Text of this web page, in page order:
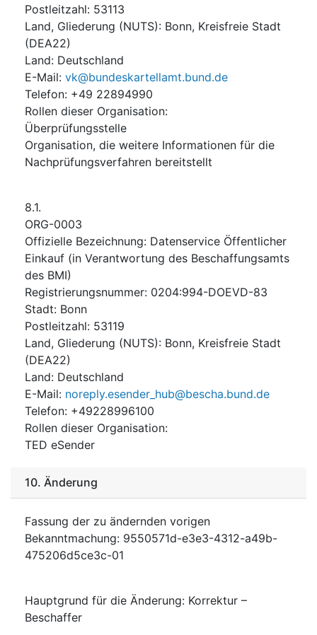
Postleitzahl: 53113
Land, Gliederung (NUTS): Bonn, Kreisfreie Stadt
(DEA22)
Land: Deutschland
E-Mail: vk@bundeskartellamt.bund.de
Telefon: +49 22894990
Rollen dieser Organisation:
Überprüfungsstelle
Organisation, die weitere Informationen für die
Nachprüfungsverfahren bereitstellt
8.1.
ORG-0003
Offizielle Bezeichnung: Datenservice Öffentlicher
Einkauf (in Verantwortung des Beschaffungsamts
des BMI)
Registrierungsnummer: 0204:994-DOEVD-83
Stadt: Bonn
Postleitzahl: 53119
Land, Gliederung (NUTS): Bonn, Kreisfreie Stadt
(DEA22)
Land: Deutschland
E-Mail: noreply.esender_hub@bescha.bund.de
Telefon: +49228996100
Rollen dieser Organisation:
TED eSender
10. Änderung
Fassung der zu ändernden vorigen
Bekanntmachung: 9550571d-e3e3-4312-a49b-
475206d5ce3c-01
Hauptgrund für die Änderung: Korrektur –
Beschaffer